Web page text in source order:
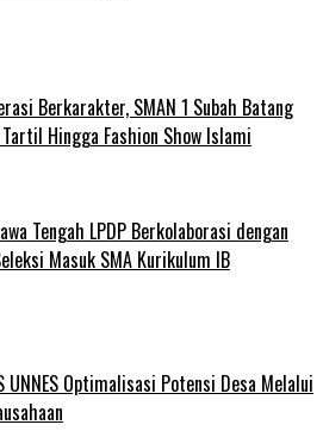
Berkarakter, SMAN 1 Subah Batang
Hingga Fashion Show Islami
Tengah LPDP Berkolaborasi dengan
Masuk SMA Kurikulum IB
UNNES Optimalisasi Potensi Desa Melalui